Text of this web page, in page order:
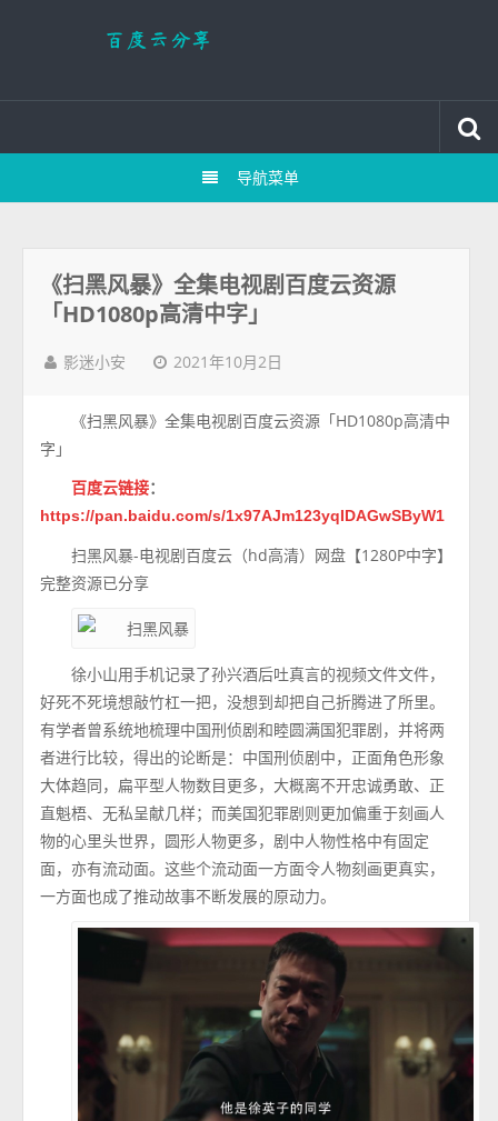
导航菜单
《扫黑风暴》全集电视剧百度云资源
「HD1080p高清中字」
影迷小安 2021年10月2日
《扫黑风暴》全集电视剧百度云资源「HD1080p高清中
字」
百度云链接：
https://pan.baidu.com/s/1x97AJm123yqIDAGwSByW1
扫黑风暴-电视剧百度云（hd高清）网盘【1280P中字】
完整资源已分享
徐小山用手机记录了孙兴酒后吐真言的视频文件文件，
好死不死境想敲竹杠一把，没想到却把自己折腾进了所里。
有学者曾系统地梳理中国刑侦剧和睦圆满国犯罪剧，并将两
者进行比较，得出的论断是：中国刑侦剧中，正面角色形象
大体趋同，扁平型人物数目更多，大概离不开忠诚勇敢、正
直魁梧、无私呈献几样；而美国犯罪剧则更加偏重于刻画人
物的心里头世界，圆形人物更多，剧中人物性格中有固定
面，亦有流动面。这些个流动面一方面令人物刻画更真实，
一方面也成了推动故事不断发展的原动力。